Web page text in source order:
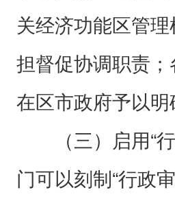
关经济功能区管
担督促协调职责
在区市政府予以明
（三）启用“行
门可以刻制“行政